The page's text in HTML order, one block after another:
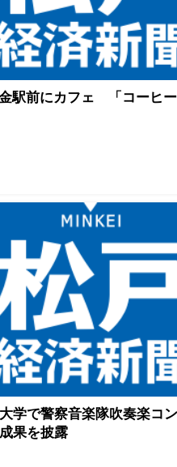
駅前にカフェ 「コーヒ
学で警察音楽隊吹奏楽コ
果を披露